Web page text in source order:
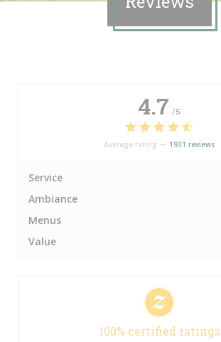
4.7 /5
Average rating — 1931 reviews
Service
Ambiance
Menus
Value
100% certified ratings